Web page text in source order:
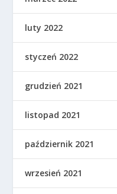
luty 2022
styczeń 2022
grudzień 2021
listopad 2021
październik 2021
wrzesień 2021